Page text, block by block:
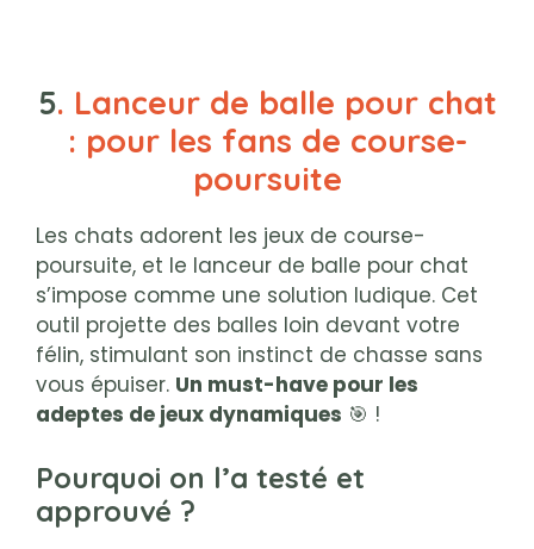
5. Lanceur de balle pour chat
: pour les fans de course-
poursuite
Les chats adorent les jeux de course-
poursuite, et le lanceur de balle pour chat
s’impose comme une solution ludique. Cet
outil projette des balles loin devant votre
félin, stimulant son instinct de chasse sans
vous épuiser. Un must-have pour les
adeptes de jeux dynamiques 🎯 !
Pourquoi on l’a testé et
approuvé ?